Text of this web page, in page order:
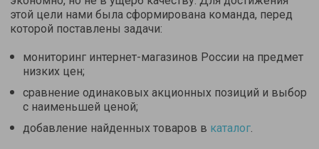
этой цели нами была сформирована команда, перед
которой поставлены задачи:
мониторинг интернет-магазинов России на предмет
низких цен;
сравнение одинаковых акционных позиций и выбор
с наименьшей ценой;
добавление найденных товаров в каталог.